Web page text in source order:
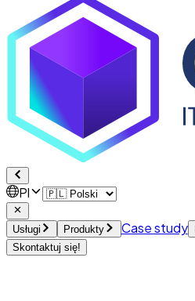
Pl
Usługi Produkty Case study
Skontaktuj się!